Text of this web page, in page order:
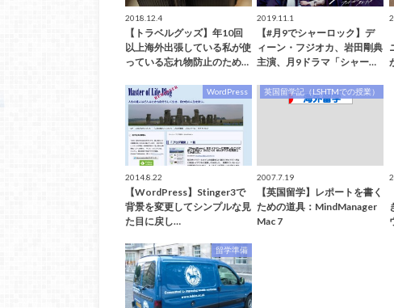
2018.12.4
【トラベルグッズ】年10回
以上海外出張している私が使
っている忘れ物防止のため…
2019.11.1
【#月9でシャーロック】デ
ィーン・フジオカ、岩田剛典
主演、月9ドラマ「シャー…
WordPress
2014.8.22
【WordPress】Stinger3で
背景を変更してシンプルな見
た目に戻し…
英国留学記（LSHTMでの授業）
2007.7.19
【英国留学】レポートを書く
ための道具：MindManager
Mac 7
留学準備